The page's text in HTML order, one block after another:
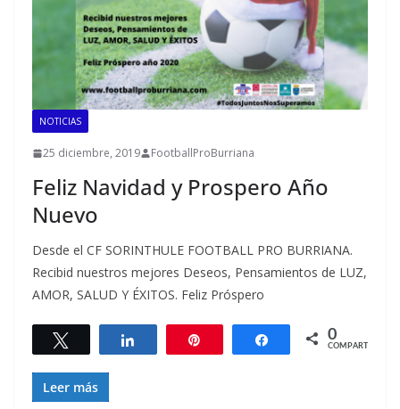
NOTICIAS
25 diciembre, 2019 FootballProBurriana
Feliz Navidad y Prospero Año
Nuevo
Desde el CF SORINTHULE FOOTBALL PRO BURRIANA.
Recibid nuestros mejores Deseos, Pensamientos de LUZ,
AMOR, SALUD Y ÉXITOS. Feliz Próspero
Twittear Compartir Compartir
0
COMPARTIR
Leer más